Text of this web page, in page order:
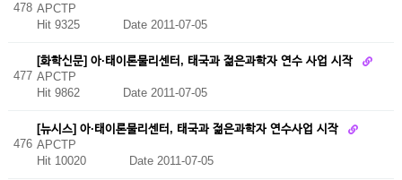
478 APCTP
Hit 9325
Date 2011-07-05
477
[화학신문] 아·태이론물리센터, 태국과 젊은과학자 연수 사업 시작
APCTP
Hit 9862
Date 2011-07-05
476
[뉴시스] 아·태이론물리센터, 태국과 젊은과학자 연수사업 시작
APCTP
Hit 10020
Date 2011-07-05